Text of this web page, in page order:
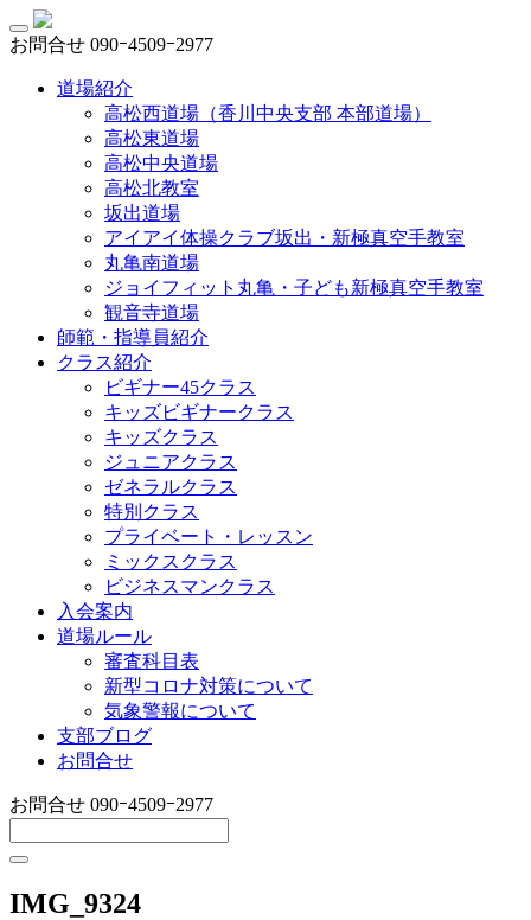
お問合せ 090ｰ4509ｰ2977
道場紹介
高松西道場（香川中央支部 本部道場）
高松東道場
高松中央道場
高松北教室
坂出道場
アイアイ体操クラブ坂出・新極真空手教室
丸亀南道場
ジョイフィット丸亀・子ども新極真空手教室
観音寺道場
師範・指導員紹介
クラス紹介
ビギナー45クラス
キッズビギナークラス
キッズクラス
ジュニアクラス
ゼネラルクラス
特別クラス
プライベート・レッスン
ミックスクラス
ビジネスマンクラス
入会案内
道場ルール
審査科目表
新型コロナ対策について
気象警報について
支部ブログ
お問合せ
お問合せ 090ｰ4509ｰ2977
IMG_9324